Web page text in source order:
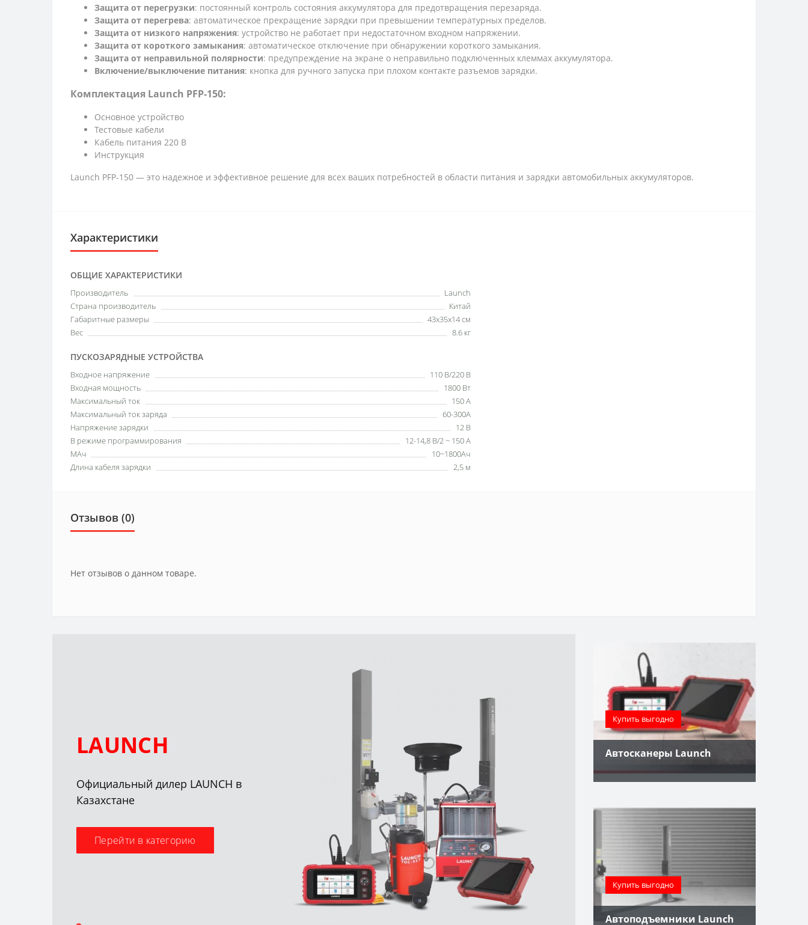
Защита от перегрузки: постоянный контроль состояния аккумулятора для предотвращения перезаряда.
Защита от перегрева: автоматическое прекращение зарядки при превышении температурных пределов.
Защита от низкого напряжения: устройство не работает при недостаточном входном напряжении.
Защита от короткого замыкания: автоматическое отключение при обнаружении короткого замыкания.
Защита от неправильной полярности: предупреждение на экране о неправильно подключенных клеммах аккумулятора.
Включение/выключение питания: кнопка для ручного запуска при плохом контакте разъемов зарядки.
Комплектация Launch PFP-150:
Основное устройство
Тестовые кабели
Кабель питания 220 В
Инструкция
Launch PFP-150 — это надежное и эффективное решение для всех ваших потребностей в области питания и зарядки автомобильных аккумуляторов.
Характеристики
ОБЩИЕ ХАРАКТЕРИСТИКИ
Производитель
Launch
Страна производитель
Китай
Габаритные размеры
43x35x14 см
Вес
8.6 кг
ПУСКОЗАРЯДНЫЕ УСТРОЙСТВА
Входное напряжение
110 В/220 В
Входная мощность
1800 Вт
Максимальный ток
150 А
Максимальный ток заряда
60-300А
Напряжение зарядки
12 В
В режиме программирования
12-14,8 В/2 ~ 150 А
МАч
10~1800Ач
Длина кабеля зарядки
2,5 м
Отзывов (0)
Нет отзывов о данном товаре.
LAUNCH
Официальный дилер LAUNCH в
Казахстане
Перейти в категорию
Купить выгодно
Автосканеры Launch
Купить выгодно
Автоподъемники Launch